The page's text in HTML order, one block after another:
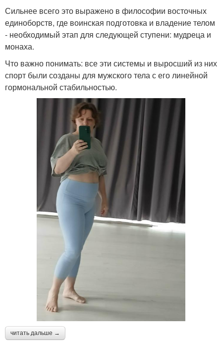
Сильнее всего это выражено в философии восточных
единоборств, где воинская подготовка и владение телом
- необходимый этап для следующей ступени: мудреца и
монаха.
Что важно понимать: все эти системы и выросший из них
спорт были созданы для мужского тела с его линейной
гормональной стабильностью.
читать дальше →